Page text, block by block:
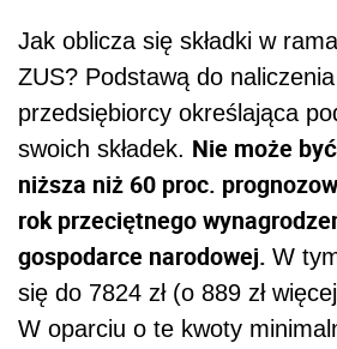
Jak oblicza się składki w
ZUS? Podstawą do
przedsiębiorcy określająca
swoich składek. Nie może
niższa niż 60 proc.
rok przeciętnego
gospodarce narodowej. W
się do 7824 zł (o 889 zł
W oparciu o te kwoty